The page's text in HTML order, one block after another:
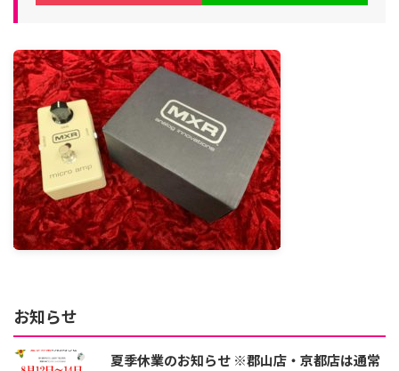
お知らせ
夏季休業のお知らせ ※郡山店・京都店は通常